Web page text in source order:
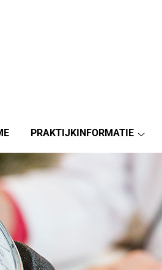
PRAKTIJKINFORMATIE